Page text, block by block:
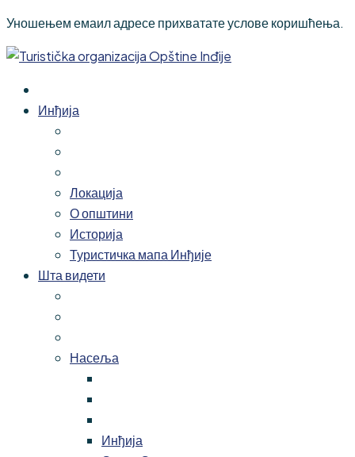
Уношењем емаил адресе прихватате услове коришћења.
Инђија
Локација
О општини
Историја
Туристичка мапа Инђије
Шта видети
Насеља
Инђија